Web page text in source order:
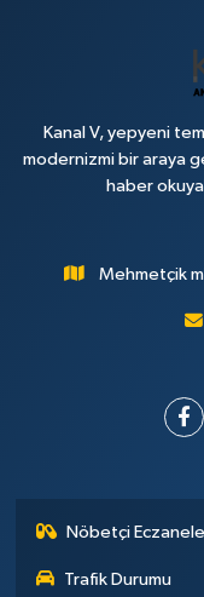
Kanal V, yepyeni
modernizmi bir araya
haber
Mehmetçik
Nöbetçi
Trafik Durumu